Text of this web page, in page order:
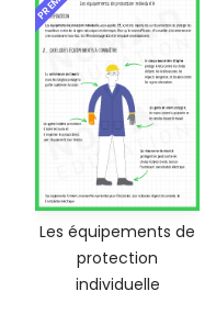
Les équipements de
protection
individuelle